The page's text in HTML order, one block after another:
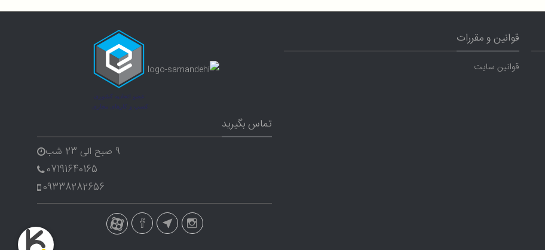
قوانین و مقررات
قوانین سایت
تماس بگیرید
9 صبح الی 23 شب
07191640165
09338282656